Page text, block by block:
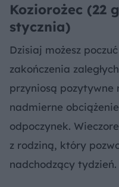
Koziorożec (22
stycznia)
Dzisiaj możesz
zakończenia
przyniosą pozytywne
nadmierne
odpoczynek.
z rodziną, który
nadchodzący tydzień.